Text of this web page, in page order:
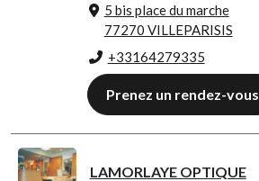
5 bis place du marche
77270 VILLEPARISIS
+33164279335
Prenez un rendez-vous
LAMORLAYE OPTIQUE